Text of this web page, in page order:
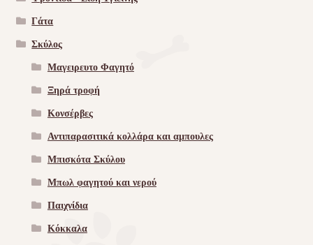
Γάτα
Σκύλος
Μαγειρευτο Φαγητό
Ξηρά τροφή
Κονσέρβες
Αντιπαρασιτικά κολλάρα και αμπουλες
Μπισκότα Σκύλου
Μπωλ φαγητού και νερού
Παιχνίδια
Κόκκαλα